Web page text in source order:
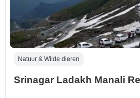
Natuur & Wilde dieren
Srinagar Ladakh Manali